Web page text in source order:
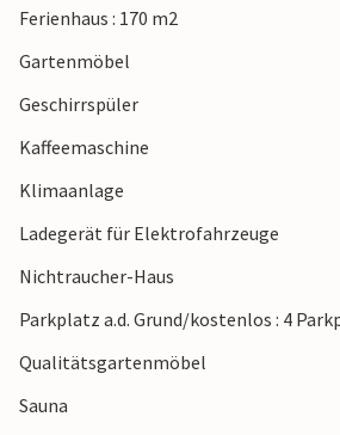
Genießen Sie Ihren Aufenthalt in
Ferienhaus : 170 m2
Gartenmöbel
Geschirrspüler
Kaffeemaschine
Klimaanlage
Ladegerät für Elektrofahrzeuge
Nichtraucher-Haus
Parkplatz a.d. Grund/kostenlos : 4
Qualitätsgartenmöbel
Sauna